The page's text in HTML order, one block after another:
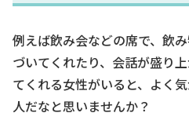
例えば飲み会などの席で、飲
づいてくれたり、会話が盛り
てくれる女性がいると、よく
人だなと思いませんか？